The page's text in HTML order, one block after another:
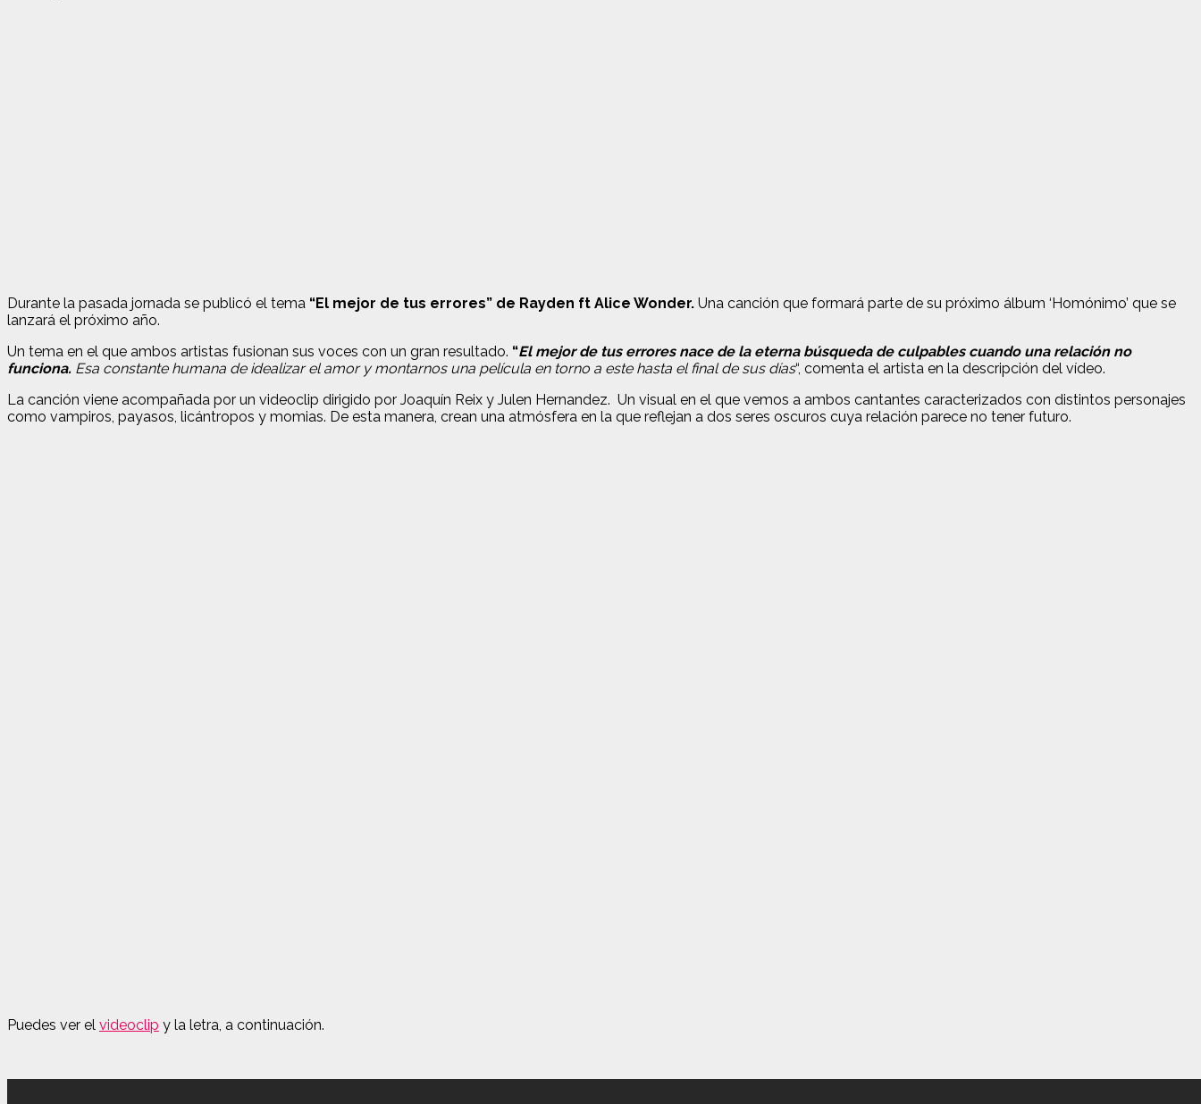
Durante la pasada jornada se publicó el tema “El mejor de tus errores” de Rayden ft Alice Wonder. Una canción que formará parte de su próximo álbum ‘Homónimo’ que se
lanzará el próximo año.
Un tema en el que ambos artistas fusionan sus voces con un gran resultado. “El mejor de tus errores nace de la eterna búsqueda de culpables cuando una relación no
funciona. Esa constante humana de idealizar el amor y montarnos una película en torno a este hasta el final de sus días“, comenta el artista en la descripción del vídeo.
La canción viene acompañada por un videoclip dirigido por Joaquín Reix y Julen Hernandez. Un visual en el que vemos a ambos cantantes caracterizados con distintos personajes
como vampiros, payasos, licántropos y momias. De esta manera, crean una atmósfera en la que reflejan a dos seres oscuros cuya relación parece no tener futuro.
Puedes ver el videoclip y la letra, a continuación.